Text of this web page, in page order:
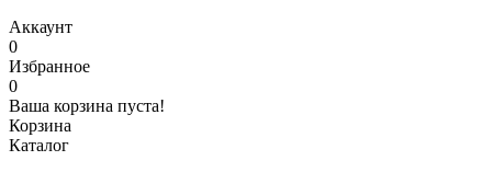
Аккаунт
0
Избранное
0
Ваша корзина пуста!
Корзина
Каталог